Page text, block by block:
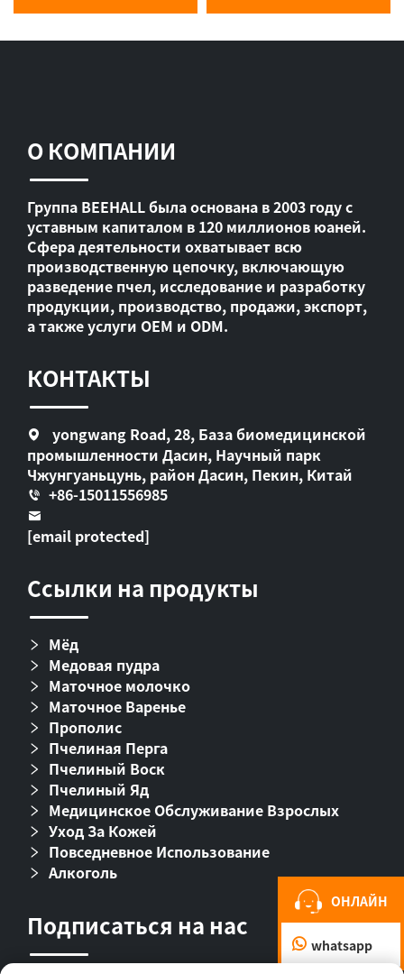
ОНЛАЙН
whatsapp
О КОМПАНИИ
Группа BEEHALL была основана в 2003 году с
уставным капиталом в 120 миллионов юаней.
Сфера деятельности охватывает всю
производственную цепочку, включающую
разведение пчел, исследование и разработку
продукции, производство, продажи, экспорт,
а также услуги OEM и ODM.
КОНТАКТЫ
yongwang Road, 28, База биомедицинской
промышленности Дасин, Научный парк
Чжунгуаньцунь, район Дасин, Пекин, Китай
+86-15011556985
[email protected]
Ссылки на продукты
Мёд
Медовая пудра
Маточное молочко
Маточное Варенье
Прополис
Пчелиная Перга
Пчелиный Воск
Пчелиный Яд
Медицинское Обслуживание Взрослых
Уход За Кожей
Повседневное Использование
Алкоголь
Подписаться на нас